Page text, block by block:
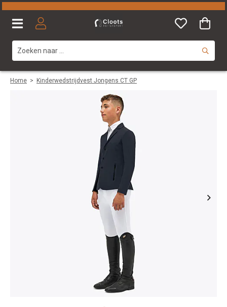
Home > Kinderwedstrijdvest Jongens CT GP